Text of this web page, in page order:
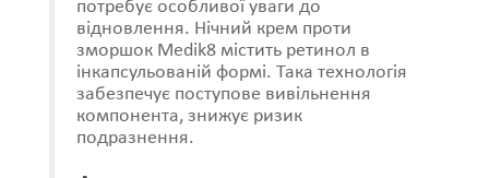
потребує особливої ​​уваги до
відновлення. Нічний крем проти
зморшок Medik8 містить ретинол в
інкапсульованій формі. Така технологія
забезпечує поступове вивільнення
компонента, знижує ризик
подразнення.